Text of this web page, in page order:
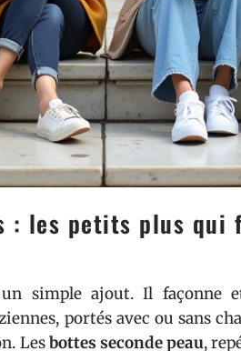
: les petits plus qui
un simple ajout. Il façonne
portés avec ou sans
Lesbottes seconde peau,